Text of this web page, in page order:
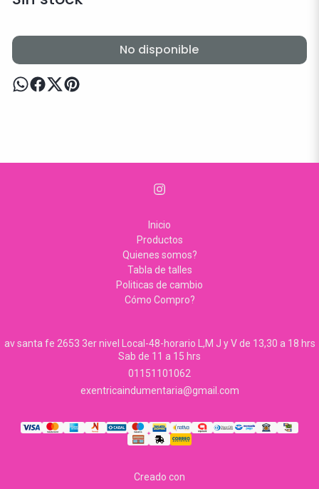
No disponible
Inicio
Productos
Quienes somos?
Tabla de talles
Politicas de cambio
Cómo Compro?
av santa fe 2653 3er nivel Local-48-horario L,M J y V de 13,30 a 18 hrs
Sab de 11 a 15 hrs
01151101062
exentricaindumentaria@gmail.com
Creado con